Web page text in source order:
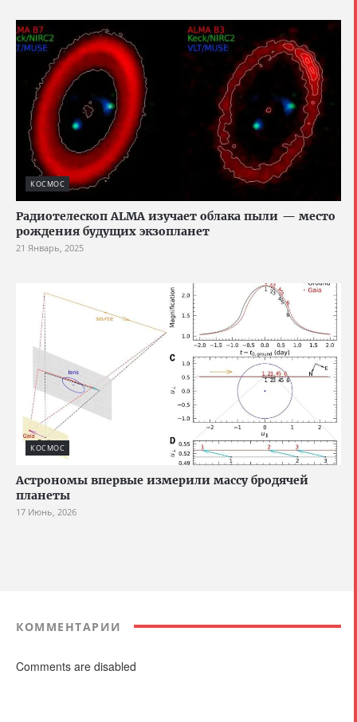
КОСМОС
Радиотелескоп ALMA изучает облака пыли — место
рождения будущих экзопланет
21 Январь, 2025
КОСМОС
Астрономы впервые измерили массу бродячей
планеты
17 Июнь, 2026
КОММЕНТАРИИ
Comments are disabled